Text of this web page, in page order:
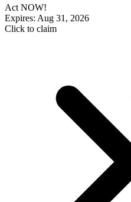
Act NOW!
Expires: Aug 31, 2026
Click to claim